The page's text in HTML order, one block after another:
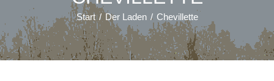
Start / Der Laden / Chevillette